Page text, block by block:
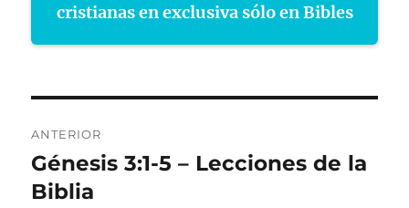
cristianas en exclusiva sólo en Bibles
de
entradas
ANTERIOR
Entrada
anterior:
Génesis 3:1-5 – Lecciones de la
Biblia